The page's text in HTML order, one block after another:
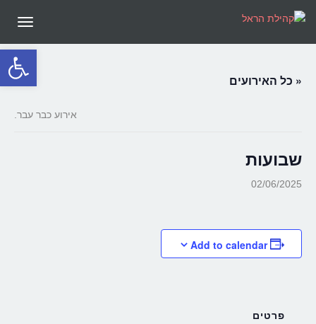
פתח
« כל האירועים
אירוע כבר עבר.
שבועות
02/06/2025
Add to calendar
פרטים